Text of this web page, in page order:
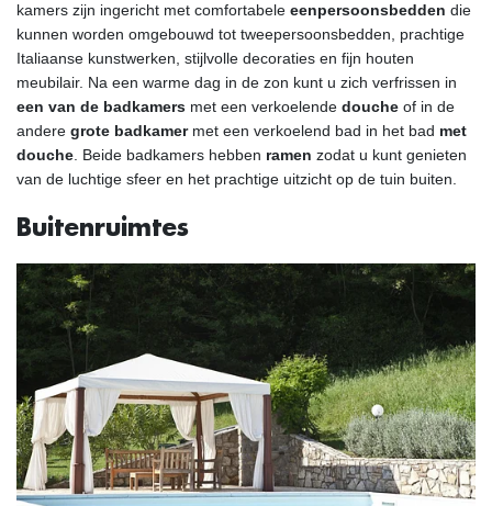
kamers zijn ingericht met comfortabele eenpersoonsbedden die
kunnen worden omgebouwd tot tweepersoonsbedden, prachtige
Italiaanse kunstwerken, stijlvolle decoraties en fijn houten
meubilair. Na een warme dag in de zon kunt u zich verfrissen in
een van de badkamers met een verkoelende douche of in de
andere grote badkamermet een verkoelend bad in het bad met
douche . Beide badkamers hebben ramen zodat u kunt genieten
van de luchtige sfeer en het prachtige uitzicht op de tuin buiten.
Buitenruimtes